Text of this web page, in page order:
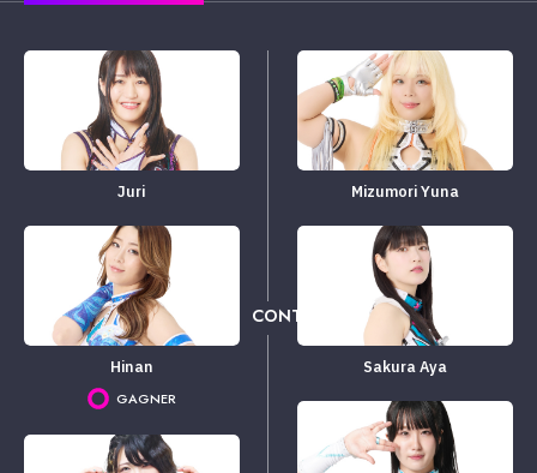
Juri
Hinan
GAGNER
CONTRE
Mizumori Yuna
Sakura Aya